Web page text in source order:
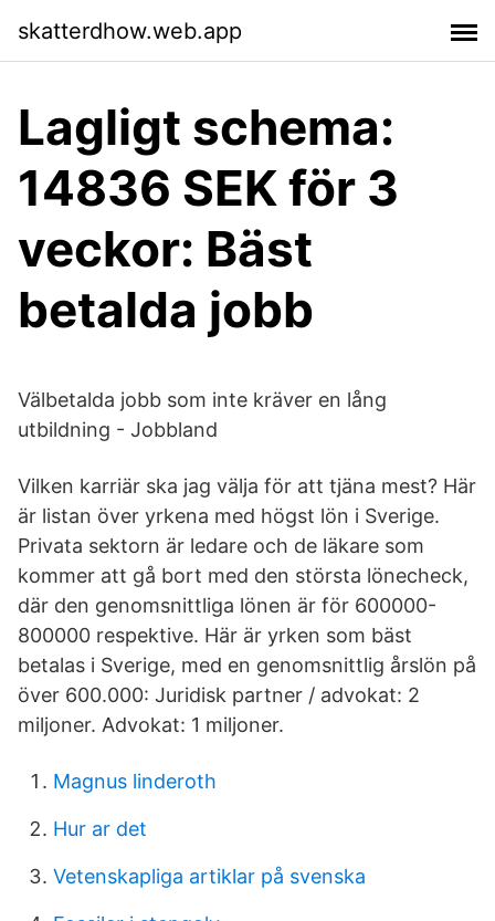
skatterdhow.web.app
Lagligt schema:
14836 SEK för 3
veckor: Bäst
betalda jobb
Välbetalda jobb som inte kräver en lång
utbildning - Jobbland
Vilken karriär ska jag välja för att tjäna mest? Här
är listan över yrkena med högst lön i Sverige.
Privata sektorn är ledare och de läkare som
kommer att gå bort med den största lönecheck,
där den genomsnittliga lönen är för 600000-
800000 respektive. Här är yrken som bäst
betalas i Sverige, med en genomsnittlig årslön på
över 600.000: Juridisk partner / advokat: 2
miljoner. Advokat: 1 miljoner.
Magnus linderoth
Hur ar det
Vetenskapliga artiklar på svenska